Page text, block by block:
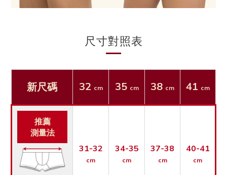
尺寸對照表
新尺碼 32 cm 35 cm 38 cm 41 cm
推薦
測量法
31-32
cm
34-35
cm
37-38
cm
40-41
cm